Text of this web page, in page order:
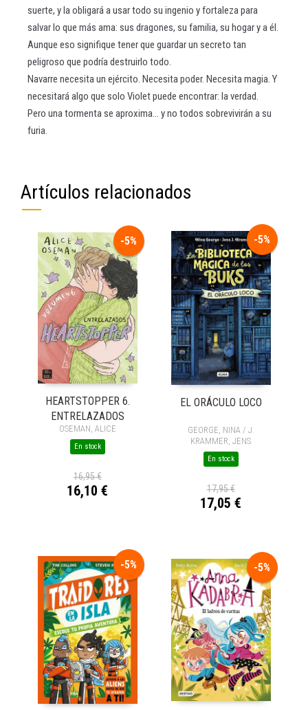
suerte, y la obligará a usar todo su ingenio y fortaleza para
salvar lo que más ama: sus dragones, su familia, su hogar y a él.
Aunque eso signifique tener que guardar un secreto tan
peligroso que podría destruirlo todo.
Navarre necesita un ejército. Necesita poder. Necesita magia. Y
necesitará algo que solo Violet puede encontrar: la verdad.
Pero una tormenta se aproxima… y no todos sobrevivirán a su
furia.
Artículos relacionados
-5%
HEARTSTOPPER 6.
ENTRELAZADOS
OSEMAN, ALICE
En stock
16,95 €
16,10 €
-5%
EL ORÁCULO LOCO
GEORGE, NINA / J.
KRAMMER, JENS
En stock
17,95 €
17,05 €
-5% -5%